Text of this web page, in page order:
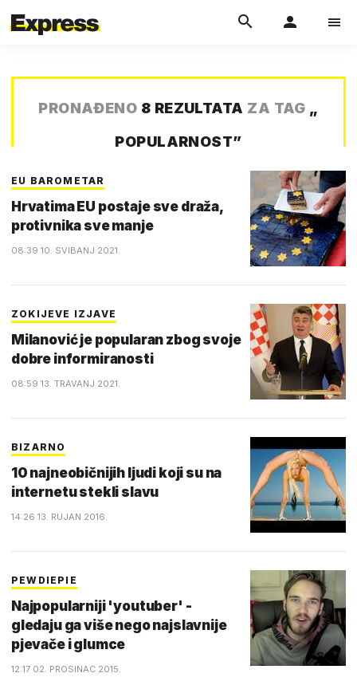
PRONAĐENO 8 REZULTATA ZA TAG „
POPULARNOST”
EU BAROMETAR
Hrvatima EU postaje sve draža,
protivnika sve manje
08:39 10. SVIBANJ 2021.
ZOKIJEVE IZJAVE
Milanović je popularan zbog svoje
dobre informiranosti
08:59 13. TRAVANJ 2021.
BIZARNO
10 najneobičnijih ljudi koji su na
internetu stekli slavu
14:26 13. RUJAN 2016.
PEWDIEPIE
Najpopularniji 'youtuber' -
gledaju ga više nego najslavnije
pjevače i glumce
12:17 02. PROSINAC 2015.